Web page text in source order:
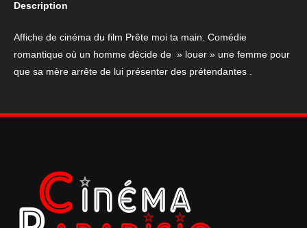
ta
120*160
cm
Description
Affiche de cinéma du film Prête moi ta main. Comédie
romantique où un homme décide de » louer » une femme pour
que sa mère arrête de lui présenter des prétendantes .